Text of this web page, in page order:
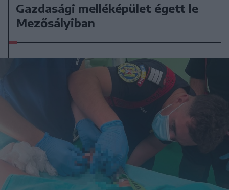
Gazdasági melléképület égett le
Mezősályiban